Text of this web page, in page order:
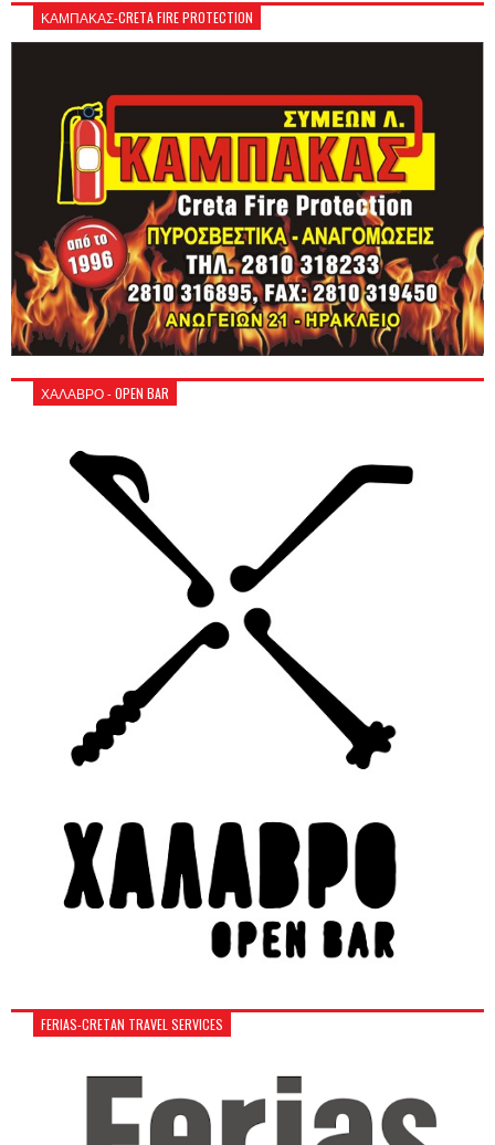
ΚΑΜΠΑΚΑΣ-CRETA FIRE PROTECTION
ΧΑΛΑΒΡΟ - OPEN BAR
FERIAS-CRETAN TRAVEL SERVICES